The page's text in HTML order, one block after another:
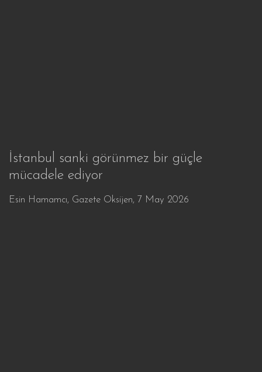
İstanbul sanki görünmez bir güçle
mücadele ediyor
Esin Hamamcı, Gazete Oksijen, 7 May 2026